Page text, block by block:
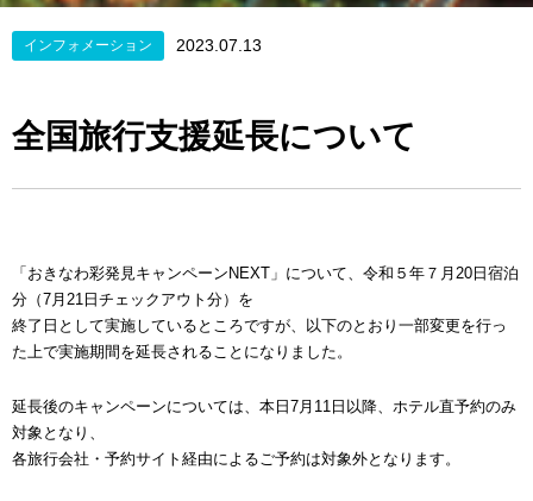
インフォメーション 2023.07.13
全国旅行支援延長について
「おきなわ彩発見キャンペーンNEXT」について、令和５年７月20日宿泊
分（7月21日チェックアウト分）を
終了日として実施しているところですが、以下のとおり一部変更を行っ
た上で実施期間を延長されることになりました。
延長後のキャンペーンについては、本日7月11日以降、ホテル直予約のみ
対象となり、
各旅行会社・予約サイト経由によるご予約は対象外となります。